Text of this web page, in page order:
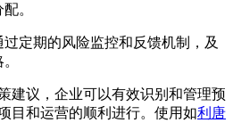
。
过定期的风险监控和反馈机制，及
建议，企业可以有效识别和管理预
目和运营的顺利进行。使用如利唐